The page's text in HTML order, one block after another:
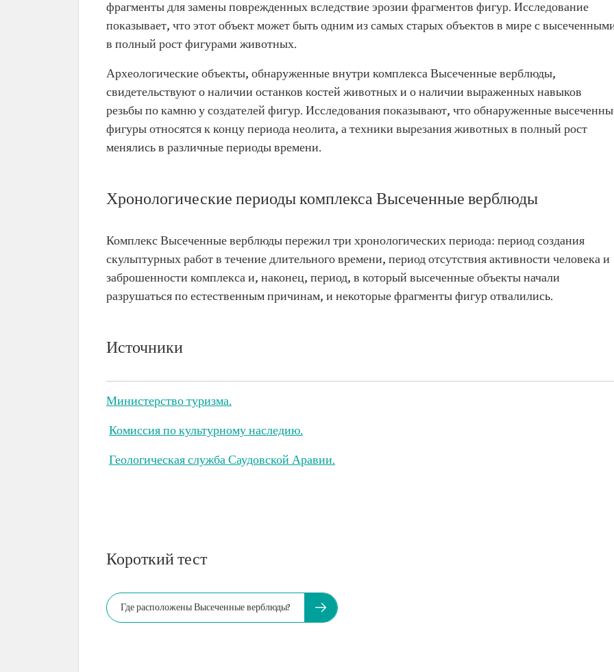
фрагменты для замены поврежденных вследствие эрозии фрагментов фигур. Исследование
показывает, что этот объект может быть одним из самых старых объектов в мире с
в полный рост фигурами животных.
Археологические объекты, обнаруженные внутри комплекса Высеченные верблюды,
свидетельствуют о наличии останков костей животных и о наличии выраженных навыков
резьбы по камню у создателей фигур. Исследования показывают, что обнаруженные
фигуры относятся к концу периода неолита, а техники вырезания животных в полный рост
менялись в различные периоды времени.
Хронологические периоды комплекса Высеченные верблюды
Комплекс Высеченные верблюды пережил три хронологических периода: период создания
скульптурных работ в течение длительного времени, период отсутствия активности человека и
заброшенности комплекса и, наконец, период, в который высеченные объекты начали
разрушаться по естественным причинам, и некоторые фрагменты фигур отвалились.
Источники
Министерство туризма.
Комиссия по культурному наследию.
Геологическая служба Саудовской Аравии.
Короткий тест
Где расположены Высеченные верблюды?